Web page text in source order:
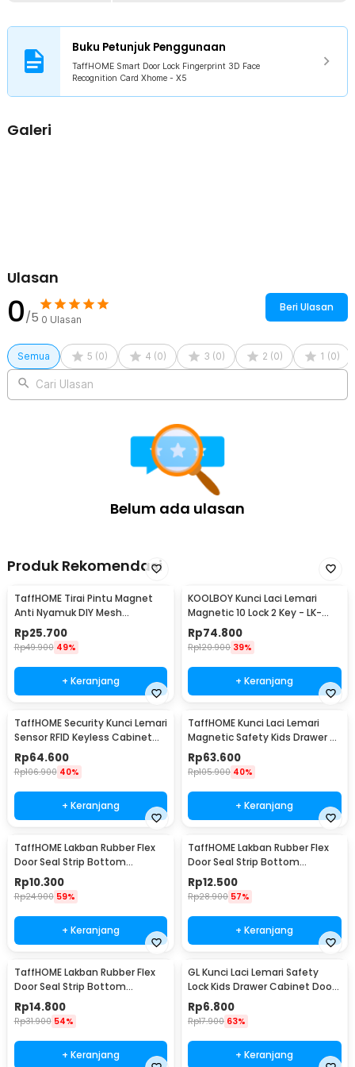
Kelengkapan Produk
Rincian yang Anda dapatkan untuk pembelian produk ini:
1 x Smart Door Lock Unit Outdoor
Buku Petunjuk Penggunaan
TaffHOME Smart Door Lock Fingerprint 3D Face
Recognition Card Xhome - X5
Galeri
Ulasan
0/5 0 Ulasan
Beri Ulasan
Semua 5 (0) 4 (0) 3 (0) 2 (0) 1 (0)
Cari Ulasan
Belum ada ulasan
Produk Rekomendasi
TaffHOME Tirai Pintu Magnet
Anti Nyamuk DIY Mesh
Polyester 100x210cm - HW25
Rp25.700
Rp49.900 49%
+ Keranjang
KOOLBOY Kunci Laci Lemari
Magnetic 10 Lock 2 Key - LK-
002-KB
Rp74.800
Rp120.900 39%
+ Keranjang
TaffHOME Security Kunci Lemari
Sensor RFID Keyless Cabinet
Door Lock - SCRFID
Rp64.600
Rp106.900 40%
+ Keranjang
TaffHOME Kunci Laci Lemari
Magnetic Safety Kids Drawer 8
Lock 2 Key - LK-004-KB
Rp63.600
Rp105.900 40%
+ Keranjang
TaffHOME Lakban Rubber Flex
Door Seal Strip Bottom
Waterproof 25mmx5M - TP39
Rp10.300
Rp24.900 59%
+ Keranjang
TaffHOME Lakban Rubber Flex
Door Seal Strip Bottom
Waterproof 35mmx5M - TP39
Rp12.500
Rp28.900 57%
+ Keranjang
TaffHOME Lakban Rubber Flex
Door Seal Strip Bottom
Waterproof 45mmx5M - TP39
Rp14.800
Rp31.900 54%
+ Keranjang
GL Kunci Laci Lemari Safety
Lock Kids Drawer Cabinet Door
- LG27
Rp6.800
Rp17.900 63%
+ Keranjang